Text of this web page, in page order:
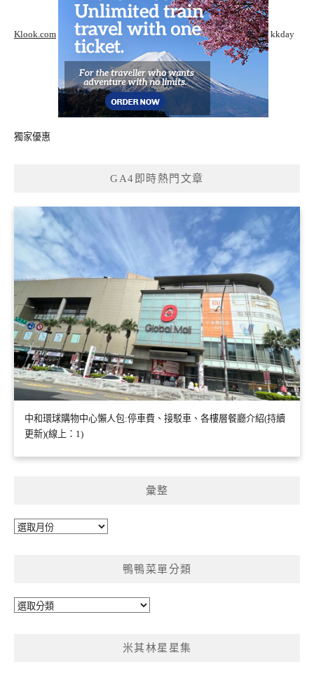
Klook.com kkday
獨家優惠
GA4即時熱門文章
中和環球購物中心懶人包:停車費、接駁車、各樓層餐廳介紹(持續
更新)(線上：1)
彙整
彙
鴨鴨菜單分類
鴨
米其林星星集